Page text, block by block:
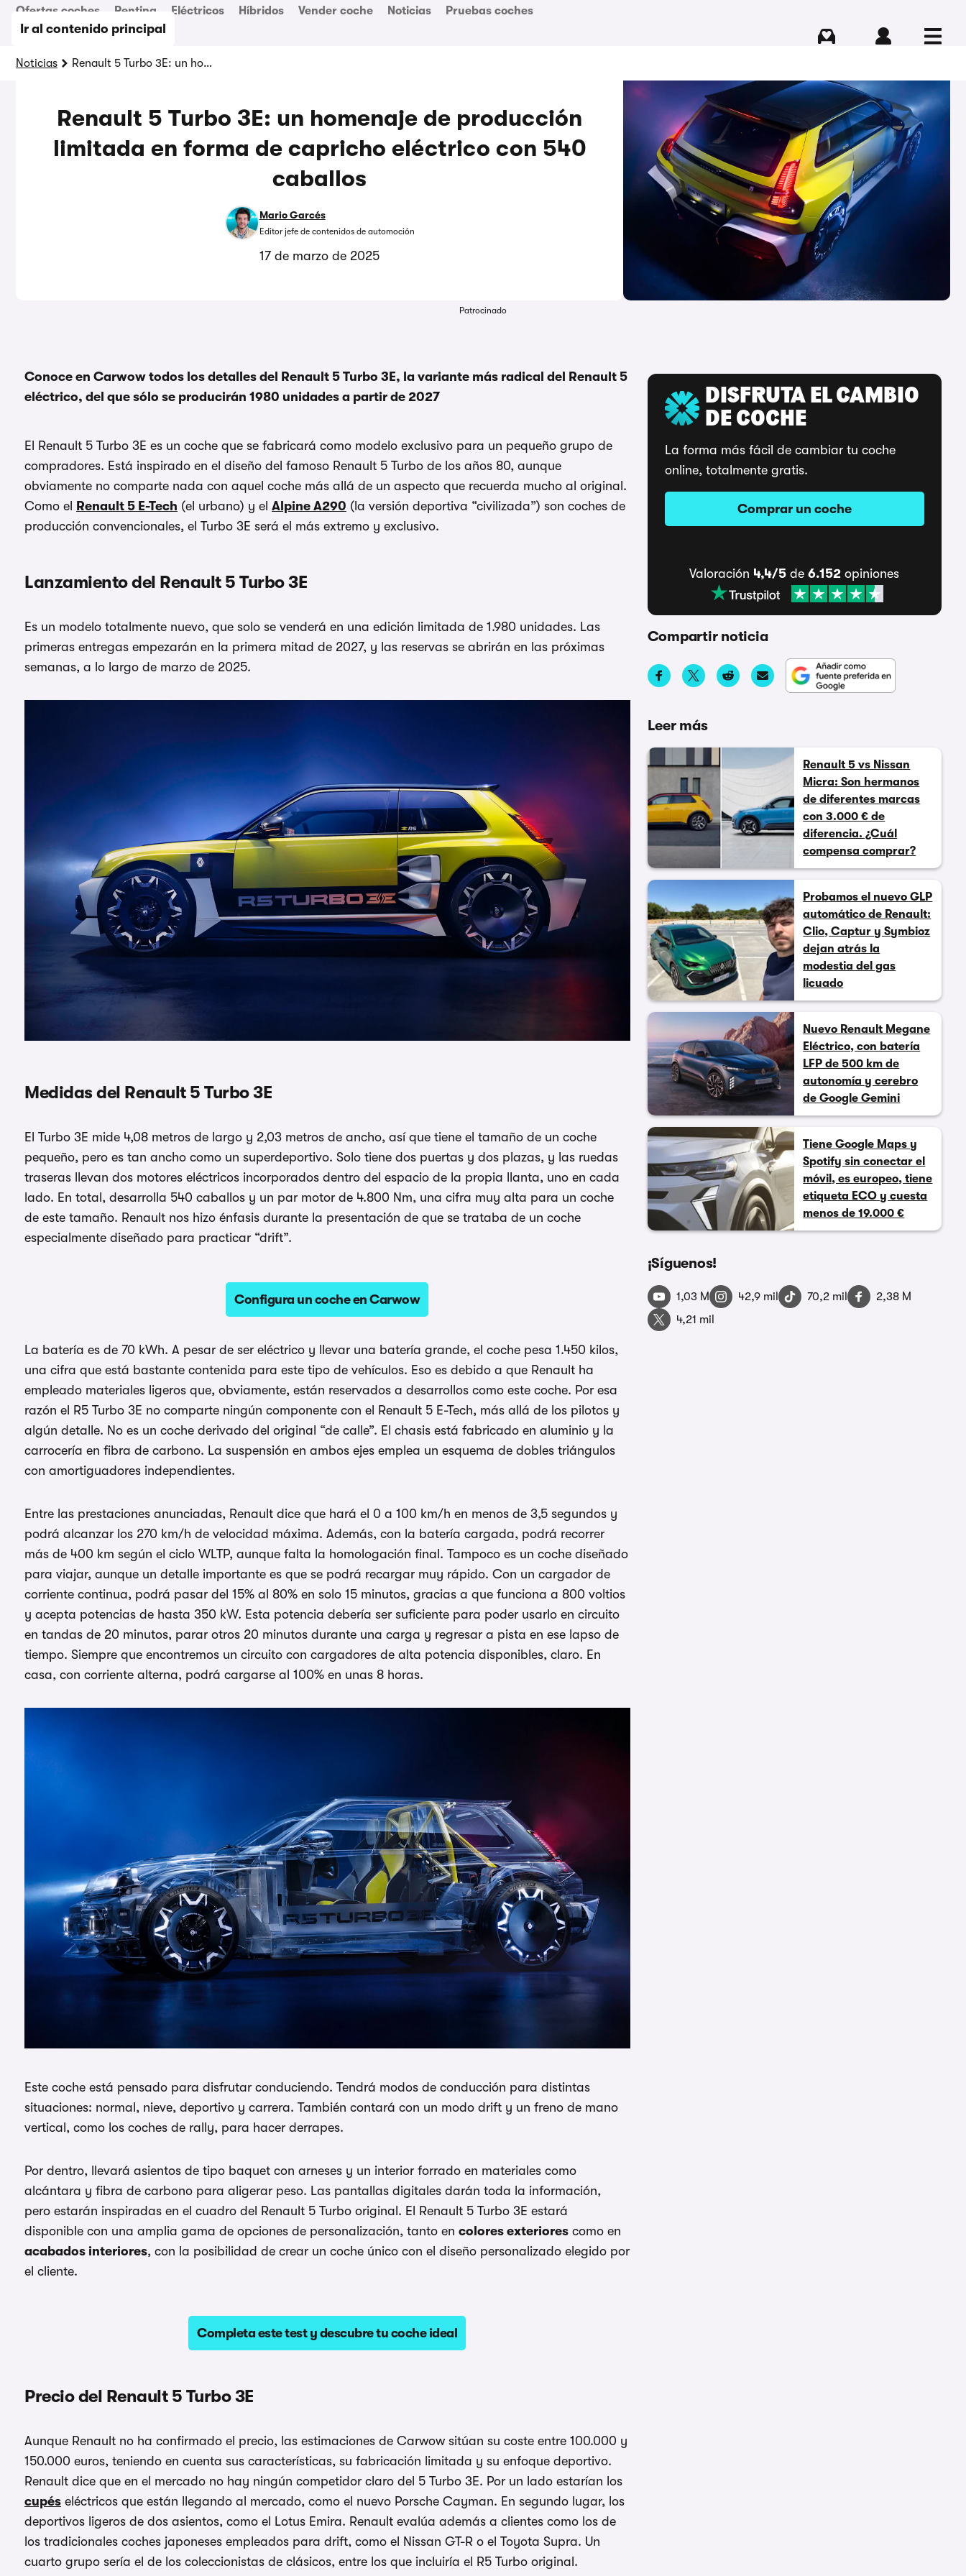
Ir al contenido principal
Ofertas coches Renting Eléctricos Híbridos Vender coche Noticias Pruebas coches
Noticias Renault 5 Turbo 3E: un homenaje de producción limitada en forma de capricho eléctrico con 540 caballos
Renault 5 Turbo 3E: un homenaje de producción
limitada en forma de capricho eléctrico con 540
caballos
Mario Garcés
Editor jefe de contenidos de automoción
17 de marzo de 2025
Patrocinado
Conoce en Carwow todos los detalles del Renault 5 Turbo 3E, la variante más radical del Renault 5
eléctrico, del que sólo se producirán 1980 unidades a partir de 2027
El Renault 5 Turbo 3E es un coche que se fabricará como modelo exclusivo para un pequeño grupo de
compradores. Está inspirado en el diseño del famoso Renault 5 Turbo de los años 80, aunque
obviamente no comparte nada con aquel coche más allá de un aspecto que recuerda mucho al original.
Como el
Renault 5 E-Tech (el urbano) y el Alpine A290 (la versión deportiva “civilizada”) son coches de
producción convencionales, el Turbo 3E será el más extremo y exclusivo.
Lanzamiento del Renault 5 Turbo 3E
Es un modelo totalmente nuevo, que solo se venderá en una edición limitada de 1.980 unidades. Las
primeras entregas empezarán en la primera mitad de 2027, y las reservas se abrirán en las próximas
semanas, a lo largo de marzo de 2025.
Medidas del Renault 5 Turbo 3E
El Turbo 3E mide 4,08 metros de largo y 2,03 metros de ancho, así que tiene el tamaño de un coche
pequeño, pero es tan ancho como un superdeportivo. Solo tiene dos puertas y dos plazas, y las ruedas
traseras llevan dos motores eléctricos incorporados dentro del espacio de la propia llanta, uno en cada
lado. En total, desarrolla 540 caballos y un par motor de 4.800 Nm, una cifra muy alta para un coche
de este tamaño. Renault nos hizo énfasis durante la presentación de que se trataba de un coche
especialmente diseñado para practicar “drift”.
Configura un coche en Carwow
La batería es de 70 kWh. A pesar de ser eléctrico y llevar una batería grande, el coche pesa 1.450 kilos,
una cifra que está bastante contenida para este tipo de vehículos. Eso es debido a que Renault ha
empleado materiales ligeros que, obviamente, están reservados a desarrollos como este coche. Por esa
razón el R5 Turbo 3E no comparte ningún componente con el Renault 5 E-Tech, más allá de los pilotos y
algún detalle. No es un coche derivado del original “de calle”. El chasis está fabricado en aluminio y la
carrocería en fibra de carbono. La suspensión en ambos ejes emplea un esquema de dobles triángulos
con amortiguadores independientes.
Entre las prestaciones anunciadas, Renault dice que hará el 0 a 100 km/h en menos de 3,5 segundos y
podrá alcanzar los 270 km/h de velocidad máxima. Además, con la batería cargada, podrá recorrer
más de 400 km según el ciclo WLTP, aunque falta la homologación final. Tampoco es un coche diseñado
para viajar, aunque un detalle importante es que se podrá recargar muy rápido. Con un cargador de
corriente continua, podrá pasar del 15% al 80% en solo 15 minutos, gracias a que funciona a 800 voltios
y acepta potencias de hasta 350 kW. Esta potencia debería ser suficiente para poder usarlo en circuito
en tandas de 20 minutos, parar otros 20 minutos durante una carga y regresar a pista en ese lapso de
tiempo. Siempre que encontremos un circuito con cargadores de alta potencia disponibles, claro. En
casa, con corriente alterna, podrá cargarse al 100% en unas 8 horas.
Este coche está pensado para disfrutar conduciendo. Tendrá modos de conducción para distintas
situaciones: normal, nieve, deportivo y carrera. También contará con un modo drift y un freno de mano
vertical, como los coches de rally, para hacer derrapes.
Por dentro, llevará asientos de tipo baquet con arneses y un interior forrado en materiales como
alcántara y fibra de carbono para aligerar peso. Las pantallas digitales darán toda la información,
pero estarán inspiradas en el cuadro del Renault 5 Turbo original. El Renault 5 Turbo 3E estará
disponible con una amplia gama de opciones de personalización, tanto en colores exteriores como en
acabados interiores, con la posibilidad de crear un coche único con el diseño personalizado elegido por
el cliente.
Completa este test y descubre tu coche ideal
Precio del Renault 5 Turbo 3E
Aunque Renault no ha confirmado el precio, las estimaciones de Carwow sitúan su coste entre 100.000 y
150.000 euros, teniendo en cuenta sus características, su fabricación limitada y su enfoque deportivo.
Renault dice que en el mercado no hay ningún competidor claro del 5 Turbo 3E. Por un lado estarían los
cupés eléctricos que están llegando al mercado, como el nuevo Porsche Cayman. En segundo lugar, los
deportivos ligeros de dos asientos, como el Lotus Emira. Renault evalúa además a clientes como los de
los tradicionales coches japoneses empleados para drift, como el Nissan GT-R o el Toyota Supra. Un
cuarto grupo sería el de los coleccionistas de clásicos, entre los que incluiría el R5 Turbo original.
DISFRUTA EL CAMBIO
DE COCHE
La forma más fácil de cambiar tu coche
online, totalmente gratis.
Comprar un coche
Valoración 4,4/5 de6.152 opiniones
Compartir noticia
Leer más
Renault 5 vs Nissan
Micra: Son hermanos
de diferentes marcas
con 3.000 € de
diferencia. ¿Cuál
compensa comprar?
Probamos el nuevo GLP
automático de Renault:
Clio, Captur y Symbioz
dejan atrás la
modestia del gas
licuado
Nuevo Renault Megane
Eléctrico, con batería
LFP de 500 km de
autonomía y cerebro
de Google Gemini
Tiene Google Maps y
Spotify sin conectar el
móvil, es europeo, tiene
etiqueta ECO y cuesta
menos de 19.000 €
¡Síguenos!
1,03 M 42,9 mil 70,2 mil
2,38 M
4,21 mil